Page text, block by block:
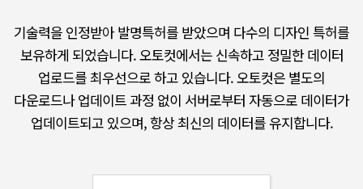
기술력을 인정받아 발명특허를 받았으며 다수의 디자인 특허를
보유하게 되었습니다.오토컷에서는 신속하고 정밀한 데이터
업로드를 최우선으로 하고 있습니다.오토컷은 별도의
다운로드나 업데이트 과정 없이 서버로부터 자동으로 데이터가
업데이트되고 있으며, 항상 최신의 데이터를 유지합니다.